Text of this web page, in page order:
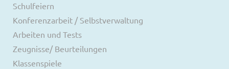
Schulfeiern
Konferenzarbeit / Selbstverwaltung
Arbeiten und Tests
Zeugnisse/ Beurteilungen
Klassenspiele